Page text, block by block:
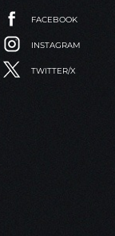
FACEBOOK
INSTAGRAM
TWITTER/X